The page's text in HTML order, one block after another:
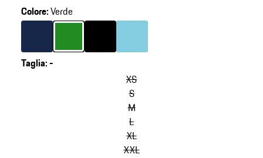
Colore:Verde
Colore
Blu Scuro
ColoreVerde
Colore Nero
Colore
Taglia:-
XS
S
M
L
XL
XXL